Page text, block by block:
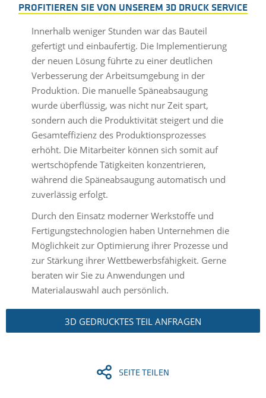
PROFITIEREN SIE VON UNSEREM 3D DRUCK SERVICE
Innerhalb weniger Stunden war das Bauteil
gefertigt und einbaufertig. Die Implementierung
der neuen Lösung führte zu einer deutlichen
Verbesserung der Arbeitsumgebung in der
Produktion. Die manuelle Späneabsaugung
wurde überflüssig, was nicht nur Zeit spart,
sondern auch die Produktivität steigert und die
Gesamteffizienz des Produktionsprozesses
erhöht. Die Mitarbeiter können sich somit auf
wertschöpfende Tätigkeiten konzentrieren,
während die Späneabsaugung automatisch und
zuverlässig erfolgt.
Durch den Einsatz moderner Werkstoffe und
Fertigungstechnologien haben Unternehmen die
Möglichkeit zur Optimierung ihrer Prozesse und
zur Stärkung ihrer Wettbewerbsfähigkeit. Gerne
beraten wir Sie zu Anwendungen und
Materialauswahl auch persönlich.
3D GEDRUCKTES TEIL ANFRAGEN
SEITE TEILEN